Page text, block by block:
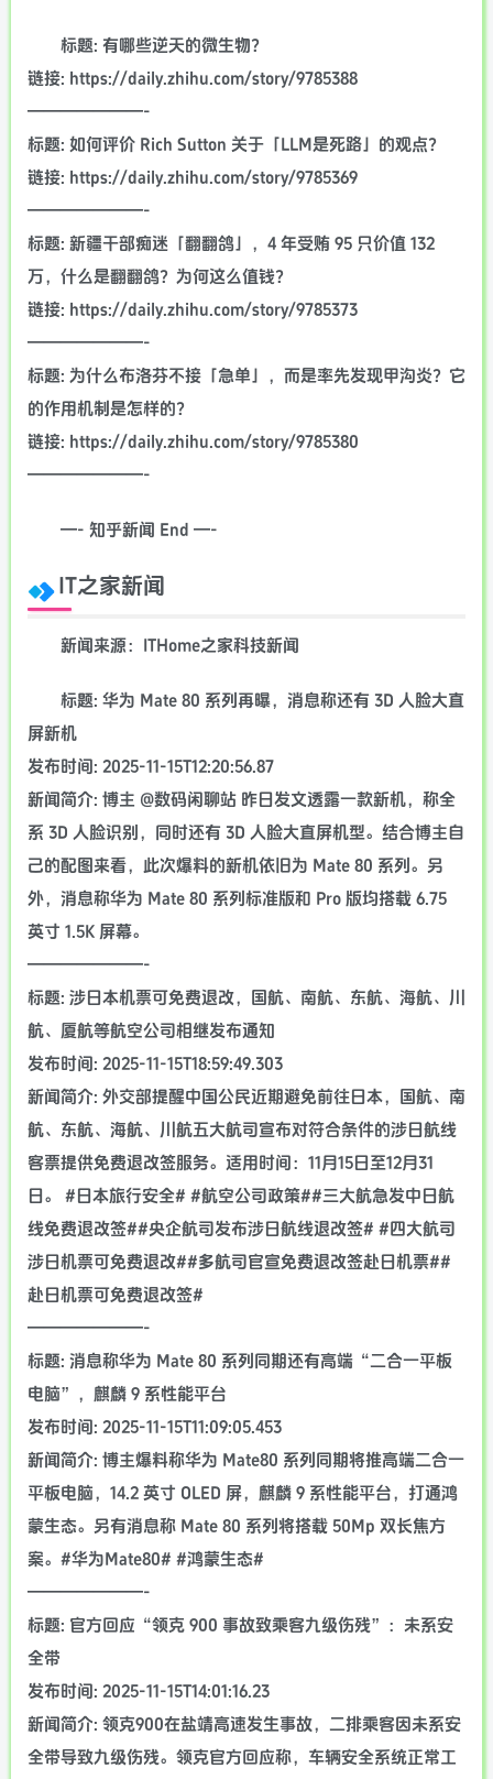
标题: 有哪些逆天的微生物？
链接: https://daily.zhihu.com/story/9785388
———————-
标题: 如何评价 Rich Sutton 关于「LLM是死路」的观点？
链接: https://daily.zhihu.com/story/9785369
———————-
标题: 新疆干部痴迷「翻翻鸽」，4 年受贿 95 只价值 132
万，什么是翻翻鸽？为何这么值钱？
链接: https://daily.zhihu.com/story/9785373
———————-
标题: 为什么布洛芬不接「急单」，而是率先发现甲沟炎？它
的作用机制是怎样的？
链接: https://daily.zhihu.com/story/9785380
———————-
—- 知乎新闻 End —-
IT之家新闻
新闻来源：ITHome之家科技新闻
标题: 华为 Mate 80 系列再曝，消息称还有 3D 人脸大直
屏新机
发布时间: 2025-11-15T12:20:56.87
新闻简介: 博主 @数码闲聊站 昨日发文透露一款新机，称全
系 3D 人脸识别，同时还有 3D 人脸大直屏机型。结合博主自
己的配图来看，此次爆料的新机依旧为 Mate 80 系列。另
外，消息称华为 Mate 80 系列标准版和 Pro 版均搭载 6.75
英寸 1.5K 屏幕。
———————-
标题: 涉日本机票可免费退改，国航、南航、东航、海航、川
航、厦航等航空公司相继发布通知
发布时间: 2025-11-15T18:59:49.303
新闻简介: 外交部提醒中国公民近期避免前往日本，国航、南
航、东航、海航、川航五大航司宣布对符合条件的涉日航线
客票提供免费退改签服务。适用时间：11月15日至12月31
日。 #日本旅行安全# #航空公司政策##三大航急发中日航
线免费退改签##央企航司发布涉日航线退改签# #四大航司
涉日机票可免费退改##多航司官宣免费退改签赴日机票##
赴日机票可免费退改签#
———————-
标题: 消息称华为 Mate 80 系列同期还有高端“二合一平板
电脑”，麒麟 9 系性能平台
发布时间: 2025-11-15T11:09:05.453
新闻简介: 博主爆料称华为 Mate80 系列同期将推高端二合一
平板电脑，14.2 英寸 OLED 屏，麒麟 9 系性能平台，打通鸿
蒙生态。另有消息称 Mate 80 系列将搭载 50Mp 双长焦方
案。#华为Mate80# #鸿蒙生态#
———————-
标题: 官方回应“领克 900 事故致乘客九级伤残”：未系安
全带
发布时间: 2025-11-15T14:01:16.23
新闻简介: 领克900在盐靖高速发生事故，二排乘客因未系安
全带导致九级伤残。领克官方回应称，车辆安全系统正常工